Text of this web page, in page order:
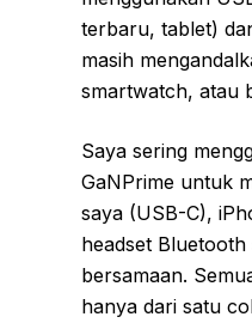
terbaru, tablet)
masih
smartwatch, atau
Saya sering
GaNPrime untuk
saya (USB-C),
headset
bersamaan.
hanya dari satu